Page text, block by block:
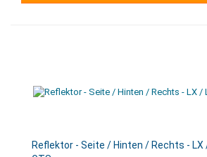
Reflektor - Seite / Hinten / Rechts - LX